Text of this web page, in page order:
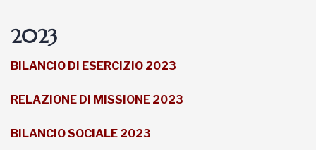
2023
BILANCIO DI ESERCIZIO 2023
RELAZIONE DI MISSIONE 2023
BILANCIO SOCIALE 2023